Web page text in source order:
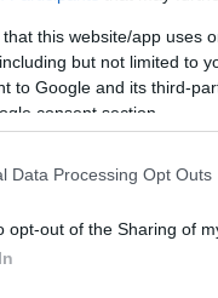
that this website/app uses
but not limited to
to Google and its third-
consent section.
Data Processing Opt Outs
opt-out of the Sharing of
ΔτΠ, όταν έπρεπε να
κράτησε όλη την
δραχμή. Με αυτή την
ντρέπεστε, δεν
δεν ξέρετε. Γι’
και της
και υποδαυλίζει,
μπορεί να κερδίσει